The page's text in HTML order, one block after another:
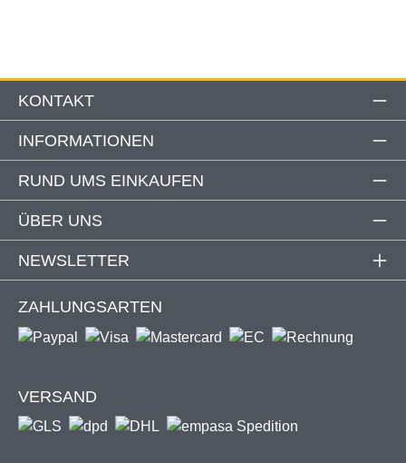
KONTAKT
INFORMATIONEN
RUND UMS EINKAUFEN
ÜBER UNS
NEWSLETTER
ZAHLUNGSARTEN
VERSAND